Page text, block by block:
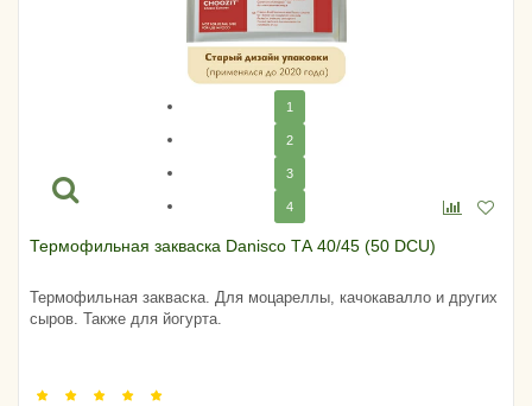
1
2
3
4
Термофильная закваска Danisco ТА 40/45 (50 DCU)
Термофильная закваска. Для моцареллы, качокавалло и других
сыров. Также для йогурта.